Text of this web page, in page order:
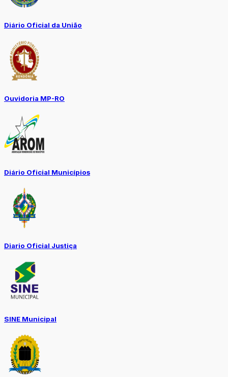
Diário Oficial da União
Ouvidoria MP-RO
Diário Oficial Municípios
Diario Oficial Justiça
SINE Municipal